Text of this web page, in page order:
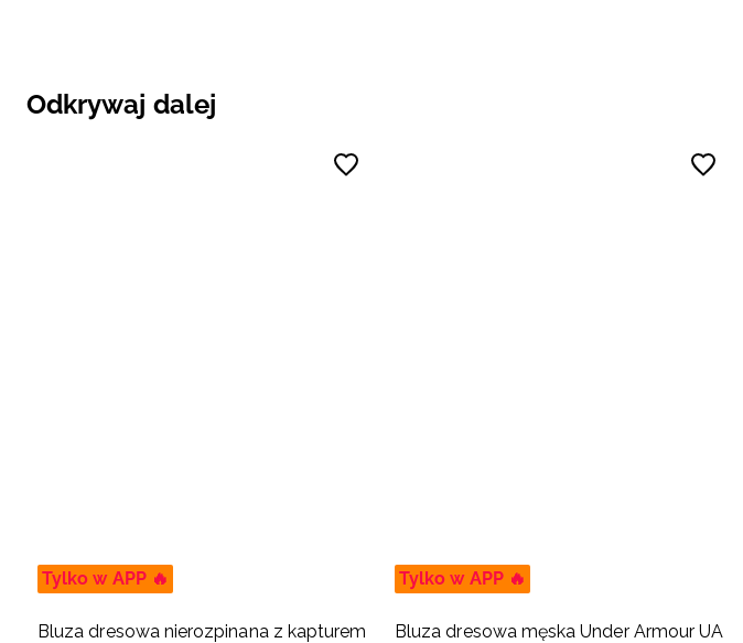
Odkrywaj dalej
Tylko w APP 🔥
Bluza dresowa nierozpinana z kapturem
Tylko w APP 🔥
Bluza dresowa męska Under Armour UA